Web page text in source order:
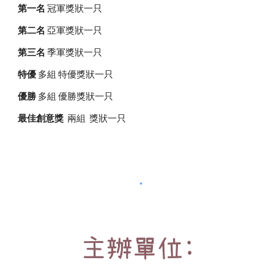
第一名 冠軍獎狀一只
第二名 亞軍獎狀一只
第三名 季軍獎狀一只
特優 多組 特優獎狀一只
優勝 多組 優勝獎狀一只
最佳創意獎
  兩組  獎狀一只